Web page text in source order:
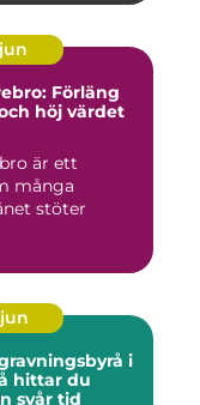
Förläng
höj värdet
är ett
många
stöter
i
svår tid